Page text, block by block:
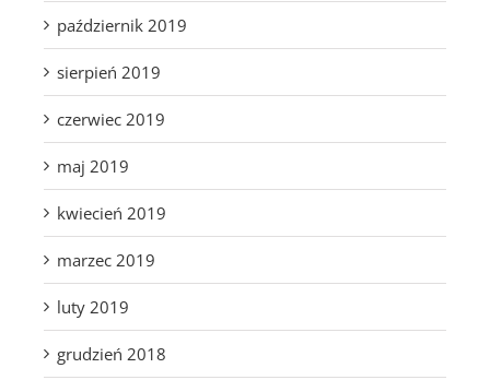
październik 2019
sierpień 2019
czerwiec 2019
maj 2019
kwiecień 2019
marzec 2019
luty 2019
grudzień 2018